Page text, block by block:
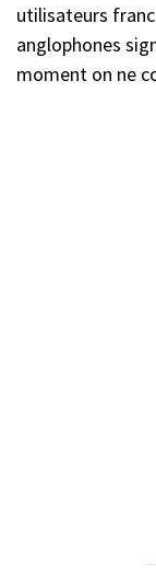
utilisateurs
anglophones
moment on ne